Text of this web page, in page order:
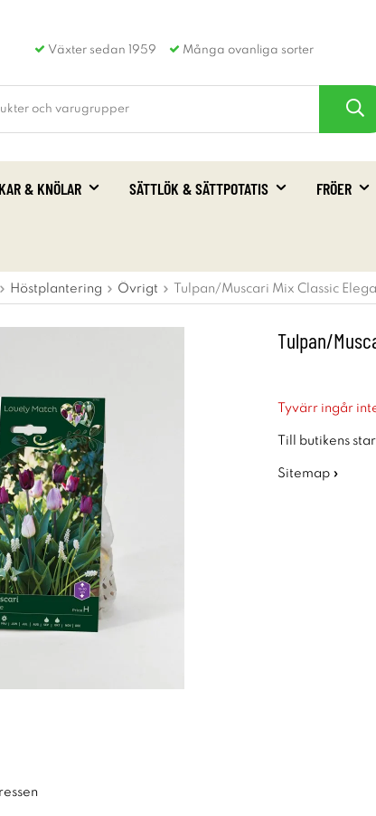
Växter sedan 1959 Många ovanliga sorter
& KNÖLAR SÄTTLÖK & SÄTTPOTATIS FRÖER
Höstplantering Övrigt Tulpan/Muscari Mix Classic
Tulpan/
Tyvärr ingår
Till butikens
Sitemap »